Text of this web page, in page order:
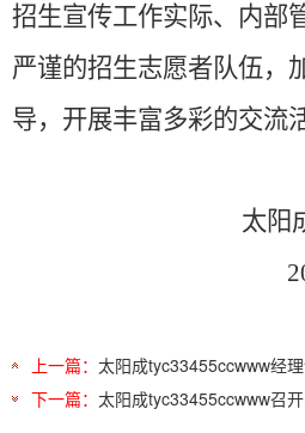
招生宣传工作实际、内部
严谨的招生志愿者队伍，
导，开展丰富多彩的交流
太阳成
2024年
上一篇： 太阳成tyc33455ccwww经
下一篇： 太阳成tyc33455ccwww召